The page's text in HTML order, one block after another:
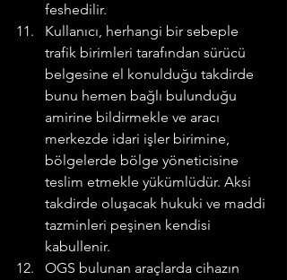
feshedilir.
Kullanıcı, herhangi bir sebeple
trafik birimleri tarafından sürücü
belgesine el konulduğu takdirde
bunu hemen bağlı bulunduğu
amirine bildirmekle ve aracı
merkezde idari işler birimine,
bölgelerde bölge yöneticisine
teslim etmekle yükümlüdür. Aksi
takdirde oluşacak hukuki ve maddi
tazminleri peşinen kendisi
kabullenir.
OGS bulunan araçlarda cihazın